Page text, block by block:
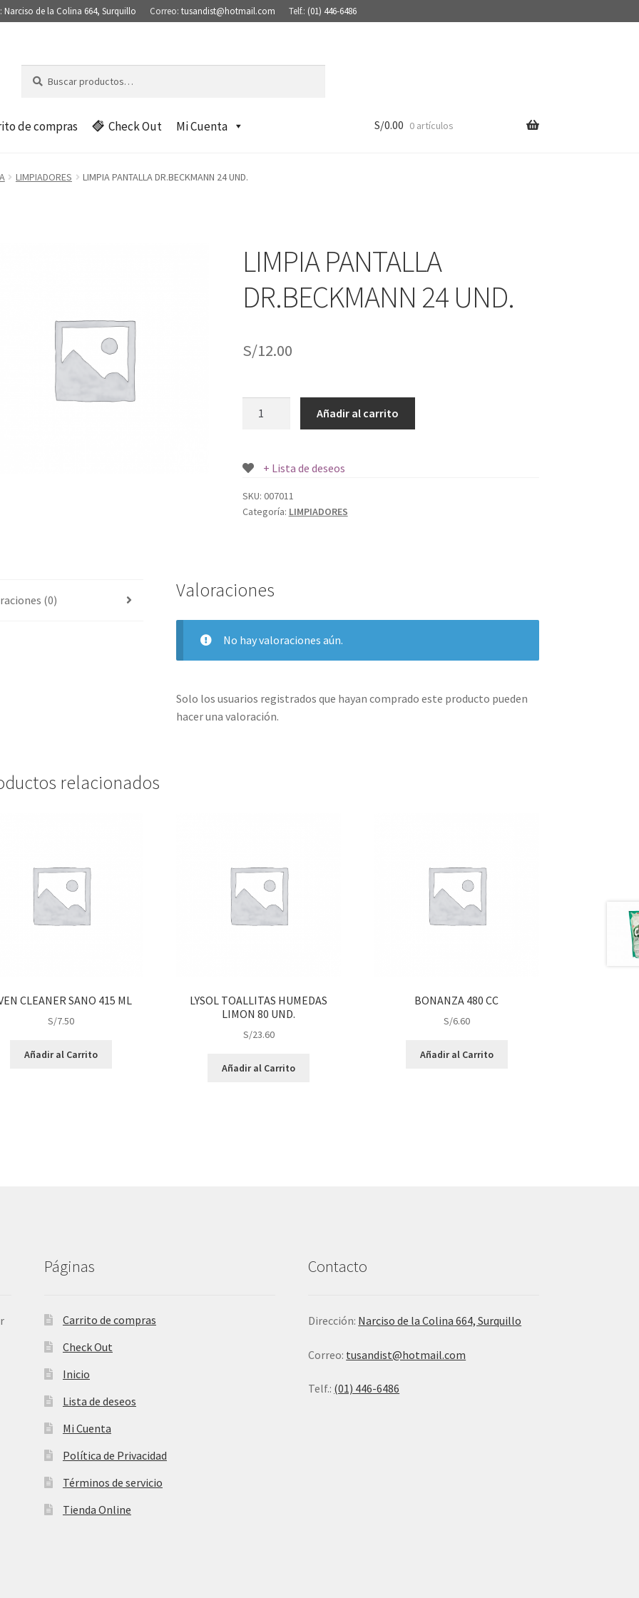
Narciso de la Colina 664, Surquillo Correo: tusandist@hotmail.com Telf.: (01) 446-6486
por:
c
a
de compras Check Out Mi Cuenta S/0.00 0 artículos
LIMPIADORES LIMPIA PANTALLA DR.BECKMANN 24 UND.
LIMPIA PANTALLA
DR.BECKMANN 24 UND.
S/12.00
UND.
cantidad
Añadir al carrito
+ Lista de deseos
SKU: 007011
Categoría: LIMPIADORES
(0) Valoraciones
No hay valoraciones aún.
Solo los usuarios registrados que hayan comprado este producto pueden
hacer una valoración.
relacionados
CLEANER SANO 415 ML
S/7.50
Añadir al Carrito
LYSOL TOALLITAS HUMEDAS
LIMON 80 UND.
S/23.60
Añadir al Carrito
BONANZA 480 CC
S/6.60
Añadir al Carrito
Páginas
Carrito de compras
Check Out
Inicio
Lista de deseos
Mi Cuenta
Política de Privacidad
Términos de servicio
Tienda Online
Contacto
Dirección: Narciso de la Colina 664, Surquillo
Correo: tusandist@hotmail.com
Telf.: (01) 446-6486